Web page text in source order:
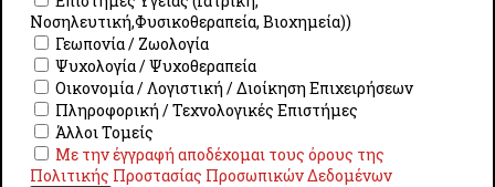
Στην περίπτωση που συμπληρώσετε
την Word αίτηση, παρακαλούμε να την
αποστείλετε με e-mail:
learning_tzivinikou@uth.gr
Τα δικαιολογητικά είναι: α) ταυτότητα,
β) πτυχίο ή βεβαίωση σπουδών γ)
δικαιολογητικά για ένταξη στις
Νοσηλευτική,Φυσικοθεραπεία, Βιοχημεία))
Γεωπονία / Ζωολογία
Ψυχολογία / Ψυχοθεραπεία
Οικονομία / Λογιστική / Διοίκηση Επιχειρήσεων
Πληροφορική / Τεχνολογικές Επιστήμες
Άλλοι Τομείς
Με την έγγραφή αποδέχομαι τους όρους της
Πολιτικής Προστασίας Προσωπικών Δεδομένων